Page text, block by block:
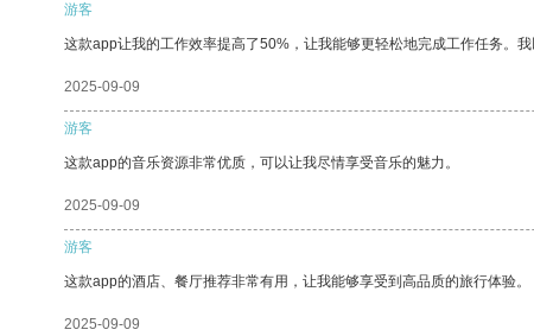
游客
这款app让我的工作效率提高了50%，让我能够更轻松地完成工作任务。
2025-09-09
游客
这款app的音乐资源非常优质，可以让我尽情享受音乐的魅力。
2025-09-09
游客
这款app的酒店、餐厅推荐非常有用，让我能够享受到高品质的旅行体验。
2025-09-09